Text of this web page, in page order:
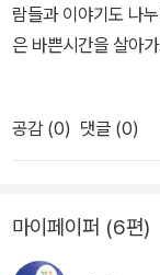
람들과 이야기도 나
은 바쁜시간을 살아
간대의 요즘 아이들
까.참으로 '느림과 기
을, 지구에 대비해 보
군집들과, 위에서 흙
아파트.그곳을 읽고
공감 (0) 댓글 (0)
마이페이퍼 (6편)